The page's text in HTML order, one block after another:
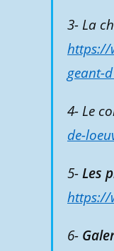
3- La
https://
geant-
4- Le
de-
5-Les
https://
6-